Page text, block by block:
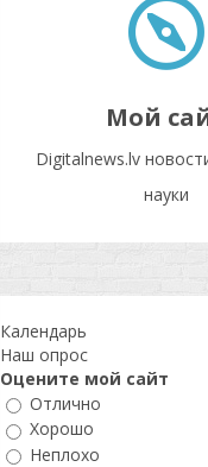
Мой
Digitalnews.lv
науки
Календарь
Наш опрос
Оцените мой сайт
Отлично
Хорошо
Неплохо